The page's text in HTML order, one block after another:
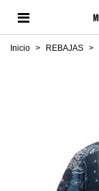
Inicio > REBAJAS >